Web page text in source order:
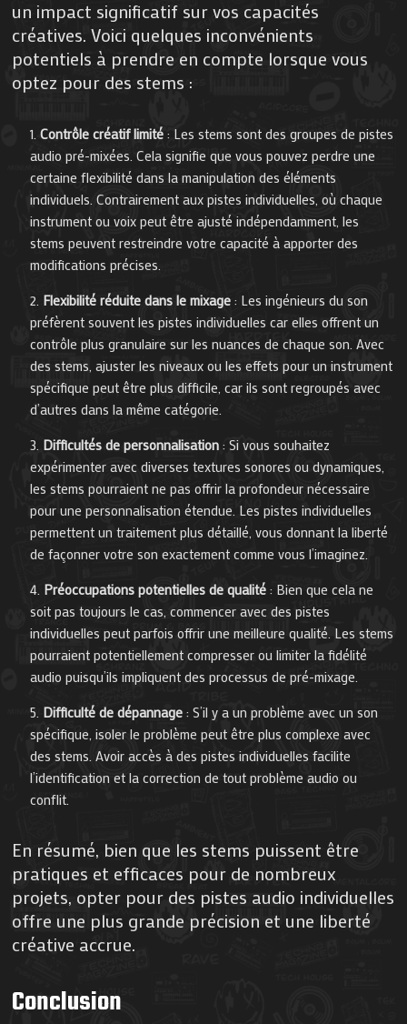
un impact significatif sur vos capacités
créatives. Voici quelques inconvénients
potentiels à prendre en compte lorsque vous
optez pour des stems :
Contrôle créatif limité : Les stems sont des groupes de pistes
audio pré-mixées. Cela signifie que vous pouvez perdre une
certaine flexibilité dans la manipulation des éléments
individuels. Contrairement aux pistes individuelles, où chaque
instrument ou voix peut être ajusté indépendamment, les
stems peuvent restreindre votre capacité à apporter des
modifications précises.
Flexibilité réduite dans le mixage : Les ingénieurs du son
préfèrent souvent les pistes individuelles car elles offrent un
contrôle plus granulaire sur les nuances de chaque son. Avec
des stems, ajuster les niveaux ou les effets pour un instrument
spécifique peut être plus difficile, car ils sont regroupés avec
d’autres dans la même catégorie.
Difficultés de personnalisation : Si vous souhaitez
expérimenter avec diverses textures sonores ou dynamiques,
les stems pourraient ne pas offrir la profondeur nécessaire
pour une personnalisation étendue. Les pistes individuelles
permettent un traitement plus détaillé, vous donnant la liberté
de façonner votre son exactement comme vous l’imaginez.
Préoccupations potentielles de qualité : Bien que cela ne
soit pas toujours le cas, commencer avec des pistes
individuelles peut parfois offrir une meilleure qualité. Les stems
pourraient potentiellement compresser ou limiter la fidélité
audio puisqu’ils impliquent des processus de pré-mixage.
Difficulté de dépannage : S’il y a un problème avec un son
spécifique, isoler le problème peut être plus complexe avec
des stems. Avoir accès à des pistes individuelles facilite
l’identification et la correction de tout problème audio ou
conflit.
En résumé, bien que les stems puissent être
pratiques et efficaces pour de nombreux
projets, opter pour des pistes audio individuelles
offre une plus grande précision et une liberté
créative accrue.
Conclusion